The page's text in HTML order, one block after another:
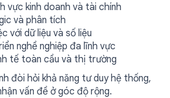
vực kinh doanh và tài chính
và phân tích
với dữ liệu và số liệu
nghề nghiệp đa lĩnh vực
tế toàn cầu và thị trường
đòi hỏi khả năng tư duy hệ thống,
vấn đề ở góc độ rộng.